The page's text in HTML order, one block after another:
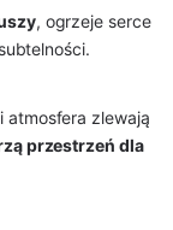
, ogrzeje serce
atmosfera zlewają
przestrzeń dla